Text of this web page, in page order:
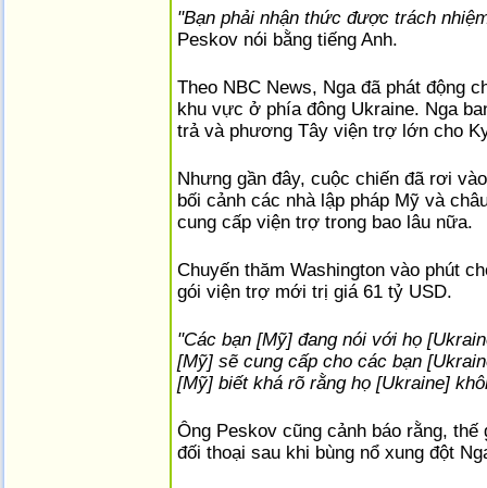
"Bạn phải nhận thức được trách
Peskov nói bằng tiếng Anh.
Theo NBC News, Nga đã phát động
khu vực ở phía đông Ukraine. Nga
trả và phương Tây viện trợ lớn cho
Nhưng gần đây, cuộc chiến đã rơi
bối cảnh các nhà lập pháp Mỹ và
cung cấp viện trợ trong bao lâu nữa.
Chuyến thăm Washington vào phút
gói viện trợ mới trị giá 61 tỷ USD.
"Các bạn [Mỹ] đang nói với họ
[Mỹ] sẽ cung cấp cho các bạn
[Mỹ] biết khá rõ rằng họ [Ukraine]
Ông Peskov cũng cảnh báo rằng,
đối thoại sau khi bùng nổ xung đột